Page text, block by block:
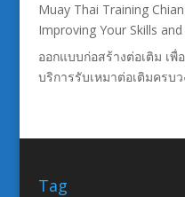
Muay Thai Training
Improving Your Skills
ออกแบบก่อสร้างต่อเติม เ
บริการรับเหมาต่อเติมครบว
Tag